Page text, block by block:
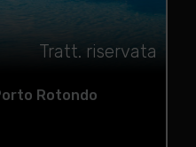
Tratt. riservata
Rotondo